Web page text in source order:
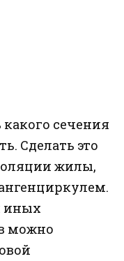
сечения
Сделать это
жилы,
иных
можно